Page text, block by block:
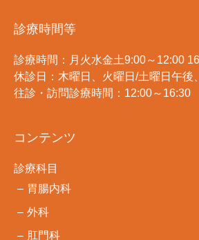
診療時間等
診療時間：月火水金土9:00～12:00
休診日：木曜日、火曜日/土曜日午後
往診・訪問診療時間：12:00～16:30
コンテンツ
診療科目
胃腸内科
外科
肛門科